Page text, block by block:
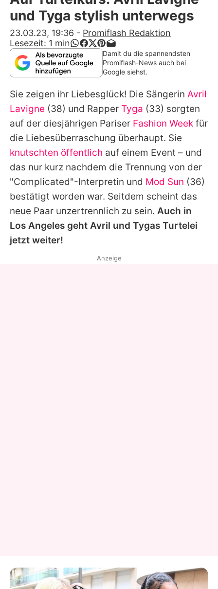
Alle Themen auf Promiflash
App runterladen
Team
Redaktionelle Richtlinien
Impressum
Datenschutzerklärung
Nutzungsbedingungen
Utiq verwalten
und Tyga stylish unterwegs
23.03.23, 19:36 - Promiflash Redaktion
Lesezeit: 1 min
Damit du die spannendsten
Promiflash-News auch bei
Google siehst.
Sie zeigen ihr Liebesglück! Die Sängerin Avril
Lavigne (38) und Rapper Tyga (33) sorgten
auf der diesjährigen Pariser Fashion Week für
die Liebesüberraschung überhaupt. Sie
knutschten öffentlich auf einem Event – und
das nur kurz nachdem die Trennung von der
"Complicated"-Interpretin und Mod Sun (36)
bestätigt worden war. Seitdem scheint das
neue Paar unzertrennlich zu sein. Auch in
Los Angeles geht Avril und Tygas Turtelei
jetzt weiter!
Anzeige